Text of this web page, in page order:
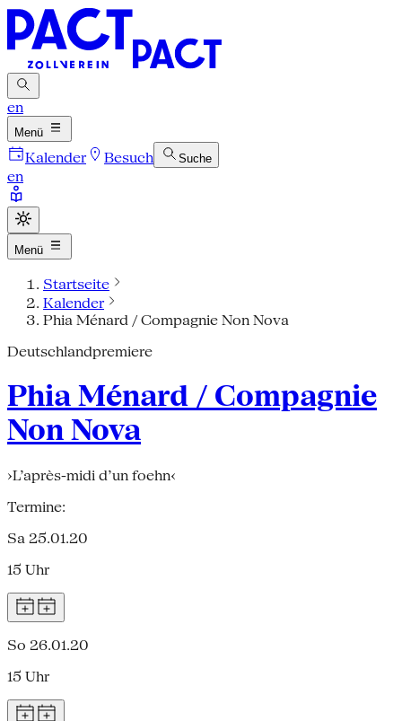
en
Menü
Kalender Besuch Suche
en
Menü
Startseite
Kalender
Phia Ménard / Compagnie Non Nova
Deutschlandpremiere
Phia Ménard / Compagnie
Non Nova
›L’après-midi d’un foehn‹
Termine:
Sa 25.01.20
15 Uhr
So 26.01.20
15 Uhr